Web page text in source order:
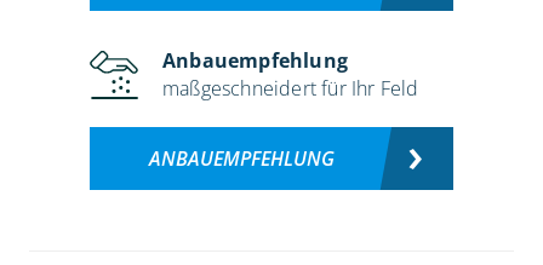
Anbauempfehlung
maßgeschneidert für Ihr Feld
ANBAUEMPFEHLUNG